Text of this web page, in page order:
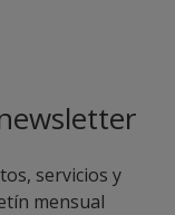
servicios y
mensual